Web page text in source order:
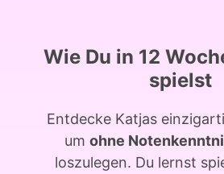
Wie Du in 12
spielst
Entdecke Katjas
um ohne
loszulegen. Du lernst